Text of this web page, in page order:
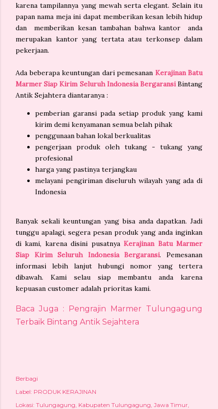
karena tampilannya yang mewah serta elegant. Selain itu
papan nama meja ini dapat memberikan kesan lebih hidup
dan memberikan kesan tambahan bahwa kantor anda
merupakan kantor yang tertata atau terkonsep dalam
pekerjaan.
Ada beberapa keuntungan dari pemesanan Kerajinan Batu
Marmer Siap Kirim Seluruh Indonesia BergaransiBintang
Antik Sejahtera diantaranya :
pemberian garansi pada setiap produk yang kami
kirim demi kenyamanan semua belah pihak
penggunaan bahan lokal berkualitas
pengerjaan produk oleh tukang - tukang yang
profesional
harga yang pastinya terjangkau
melayani pengiriman diseluruh wilayah yang ada di
Indonesia
Banyak sekali keuntungan yang bisa anda dapatkan. Jadi
tunggu apalagi, segera pesan produk yang anda inginkan
di kami, karena disini pusatnyaKerajinan Batu Marmer
Siap Kirim Seluruh Indonesia Bergaransi. Pemesanan
informasi lebih lanjut hubungi nomor yang tertera
dibawah. Kami selau siap membantu anda karena
kepuasan customer adalah prioritas kami.
Baca Juga : Pengrajin Marmer Tulungagung
Terbaik Bintang Antik Sejahtera
Berbagi
Label: PRODUK KERAJINAN
Lokasi: Tulungagung, Kabupaten Tulungagung, Jawa Timur,